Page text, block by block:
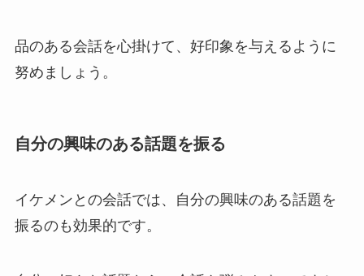
品のある会話を心掛けて、好印象を与えるように
努めましょう。
自分の興味のある話題を振る
イケメンとの会話では、自分の興味のある話題を
振るのも効果的です。